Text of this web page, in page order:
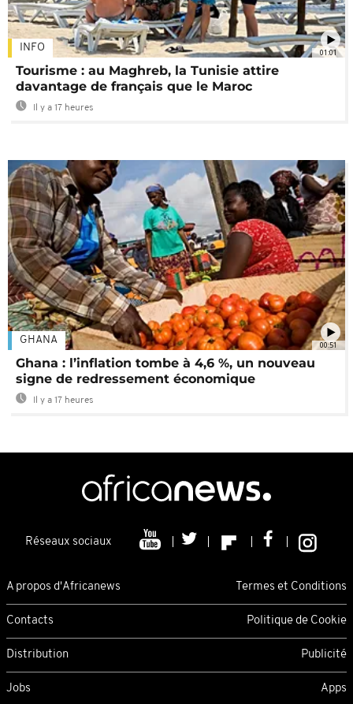
01:01
INFO
Tourisme : au Maghreb, la Tunisie attire
davantage de français que le Maroc
Il y a 17 heures
00:51
GHANA
Ghana : l’inflation tombe à 4,6 %, un nouveau
signe de redressement économique
Il y a 17 heures
Réseaux sociaux
A propos d'Africanews Termes et Conditions
Contacts Politique de Cookie
Distribution Publicité
Jobs Apps